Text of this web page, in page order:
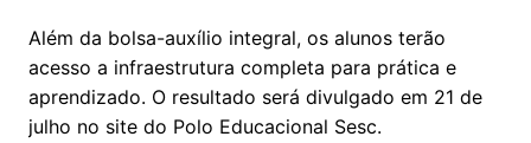
Além da bolsa-auxílio integral, os alunos terão
acesso a infraestrutura completa para prática e
aprendizado. O resultado será divulgado em 21 de
julho no site do Polo Educacional Sesc.